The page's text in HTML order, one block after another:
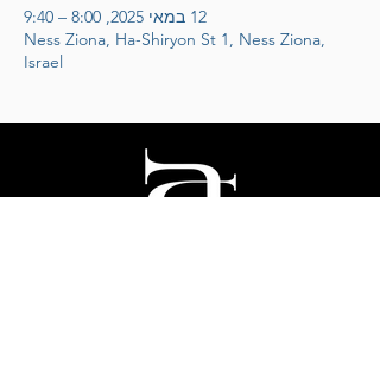
12 במאי 2025, 8:00 – 9:40
Ness Ziona, Ha-Shiryon St 1, Ness Ziona,
Israel